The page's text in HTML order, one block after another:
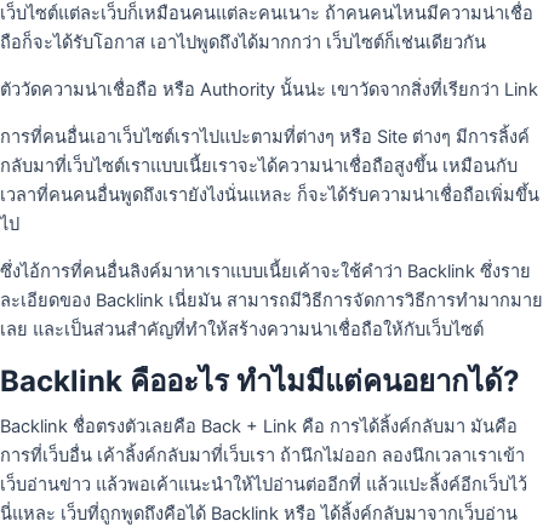
เว็บไซต์แต่ละเว็บก็เหมือนคนแต่ละคนเนาะ ถ้าคนคนไหนมีความน่าเชื่อ
ถือก็จะได้รับโอกาส เอาไปพูดถึงได้มากกว่า เว็บไซต์ก็เช่นเดียวกัน
ตัววัดความน่าเชื่อถือ หรือ Authority นั้นน่ะ เขาวัดจากสิ่งที่เรียกว่า Link
การที่คนอื่นเอาเว็บไซต์เราไปแปะตามที่ต่างๆ หรือ Site ต่างๆ มีการลิ้งค์
กลับมาที่เว็บไซต์เราแบบเนี้ยเราจะได้ความน่าเชื่อถือสูงขึ้น เหมือนกับ
เวลาที่คนคนอื่นพูดถึงเรายังไงนั่นแหละ ก็จะได้รับความน่าเชื่อถือเพิ่มขึ้น
ไป
ซึ่งไอ้การที่คนอื่นลิงค์มาหาเราแบบเนี้ยเค้าจะใช้คําว่า Backlink ซึ่งราย
ละเอียดของ Backlink เนี่ยมัน สามารถมีวิธีการจัดการวิธีการทํามากมาย
เลย และเป็นส่วนสําคัญที่ทําให้สร้างความน่าเชื่อถือให้กับเว็บไซต์
Backlink คืออะไร ทำไมมีแต่คนอยากได้?
Backlink ชื่อตรงตัวเลยคือ Back + Link คือ การได้ลิ้งค์กลับมา มันคือ
การที่เว็บอื่น เค้าลิ้งค์กลับมาที่เว็บเรา ถ้านึกไม่ออก ลองนึกเวลาเราเข้า
เว็บอ่านข่าว แล้วพอเค้าแนะนำให้ไปอ่านต่ออีกที่ แล้วแปะลิ้งค์อีกเว็บไว้
นี่แหละ เว็บที่ถูกพูดถึงคือได้ Backlink หรือ ได้ลิ้งค์กลับมาจากเว็บอ่าน